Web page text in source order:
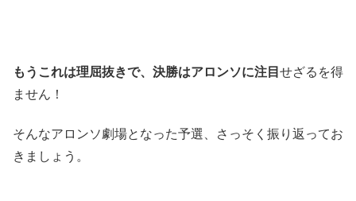
もうこれは理屈抜きで、決勝はアロンソに注目 せざるを得
ません！
そんなアロンソ劇場となった予選、さっそく振り返ってお
きましょう。